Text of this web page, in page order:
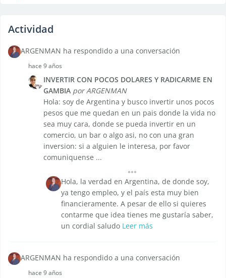
Actividad
ARGENMAN ha respondido a una conversación
hace 9 años
INVERTIR CON POCOS DOLARES Y RADICARME EN
GAMBIA por ARGENMAN
Hola: soy de Argentina y busco invertir unos pocos
pesos que me quedan en un pais donde la vida no
sea muy cara, donde se pueda invertir en un
comercio, un bar o algo asi, no con una gran
inversion: si a alguien le interesa, por favor
comuniquense ...
Hola, la verdad en Argentina, de donde soy,
ya tengo empleo, y el país esta muy bien
financieramente. A pesar de ello si quieres
contarme que idea tienes me gustaría saber,
un cordial saludo Leer más
ARGENMAN ha respondido a una conversación
hace 9 años